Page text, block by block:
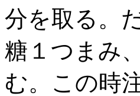
分を取る。
糖１つまみ
む。この時